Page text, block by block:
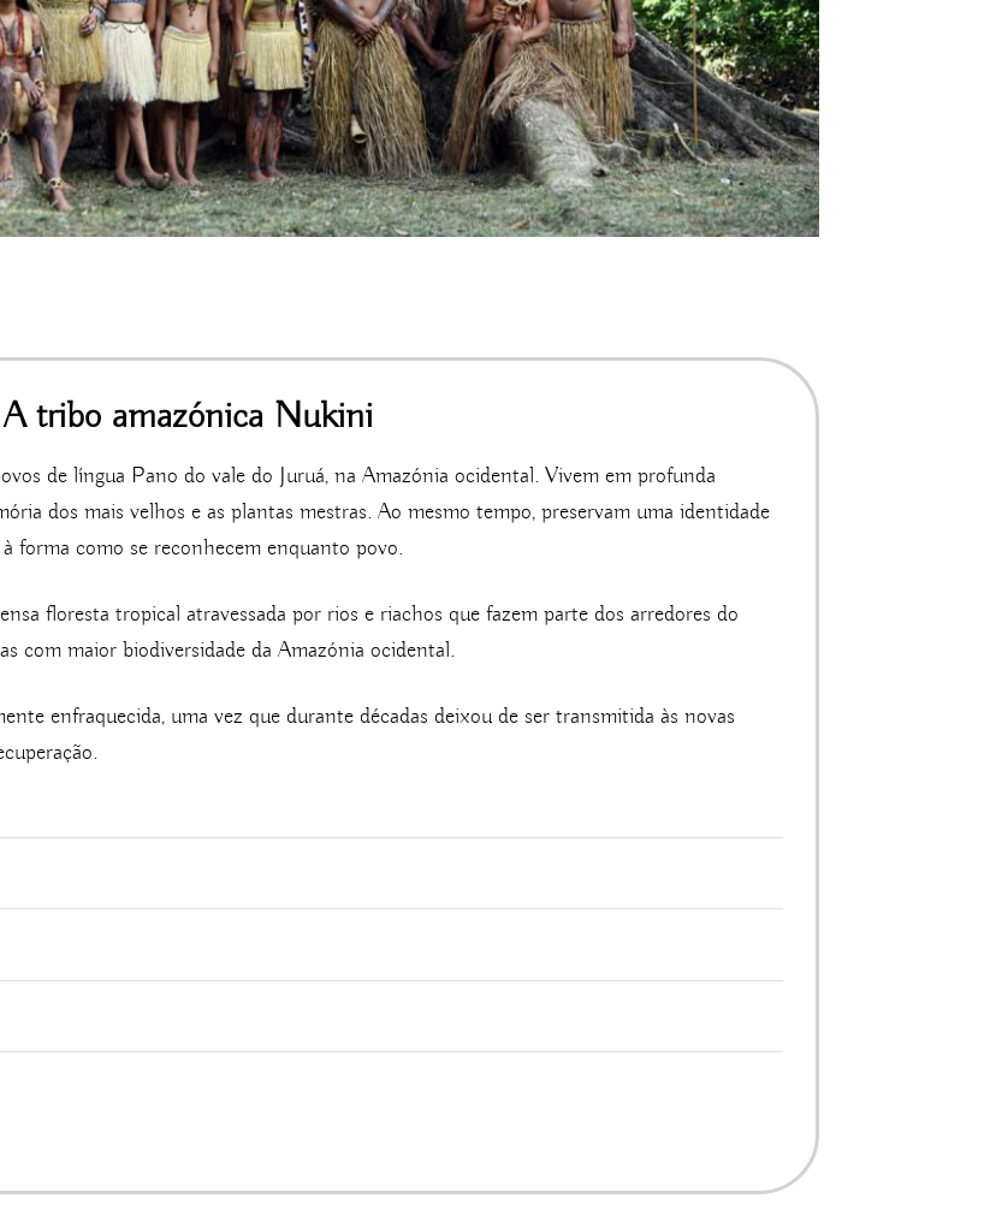
A tribo amazónica Nukini
de língua Pano do vale do Juruá, na Amazónia ocidental. Vivem em profunda
dos mais velhos e as plantas mestras. Ao mesmo tempo, preservam uma identidade
forma como se reconhecem enquanto povo.
floresta tropical atravessada por rios e riachos que fazem parte dos arredores do
com maior biodiversidade da Amazónia ocidental.
enfraquecida, uma vez que durante décadas deixou de ser transmitida às novas